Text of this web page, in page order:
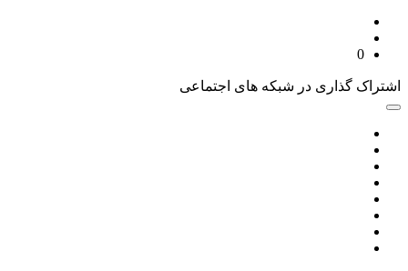
0
اشتراک گذاری در شبکه های اجتماعی